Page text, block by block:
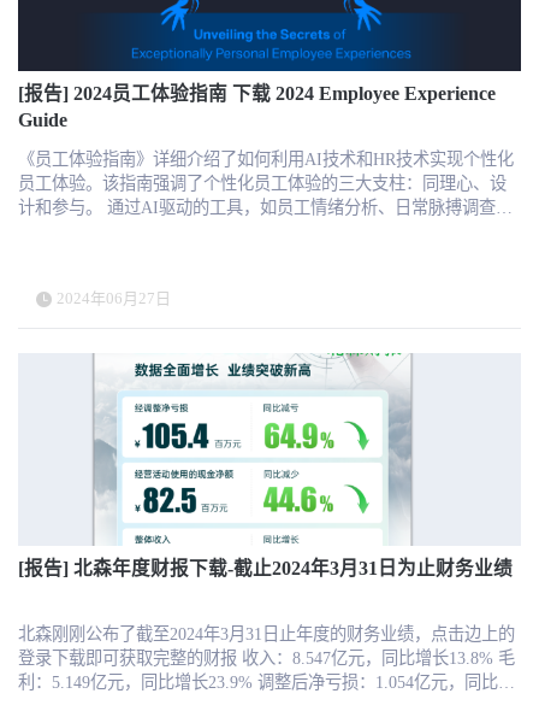
[报告] 2024员工体验指南 下载 2024 Employee Experience
Guide
《员工体验指南》详细介绍了如何利用AI技术和HR技术实现个性化
员工体验。该指南强调了个性化员工体验的三大支柱：同理心、设
计和参与。 通过AI驱动的工具，如员工情绪分析、日常脉搏调查和
例，展示了AI技术在不同组织中的实际应用，如不限带薪休假、个
性化入职体验和集中查询解决方案。这些案例证明，通过合适的技
术支持和策略规划，个性化员工体验不仅可以实现，而且能够带来
更高的生产力、更好的员工健康和更快的公司增长。 我们强烈推荐
下载并阅读《员工体验指南》，以获取更多关于如何利用AI和HR技
术提升员工体验的宝贵见解。 The "Employee Experience Guide"
provides a comprehensive overview of how AI and HR technology can be
leveraged to create personalized employee experiences. The guide
highlights the three pillars of personalized employee experience:
empathy, design, and engagement. By utilizing AI-driven tools such as
sentiment analysis, daily pulse surveys, and happiness surveys, HR teams
can gain deep insights into employee needs and design flexible, modular,
intuitive, which significantly boosts employee engagement. The guide
includes several success stories demonstrating the practical application of
AI technology in various organizations, such as unlimited paid time off,
2024年06月27日
[报告] 北森年度财报下载-截止2024年3月31日为止财务业绩
北森刚刚公布了截至2024年3月31日止年度的财务业绩，点击边上的
登录下载即可获取完整的财报 收入：8.547亿元，同比增长13.8% 毛
利：5.149亿元，同比增长23.9% 调整后净亏损：1.054亿元，同比减